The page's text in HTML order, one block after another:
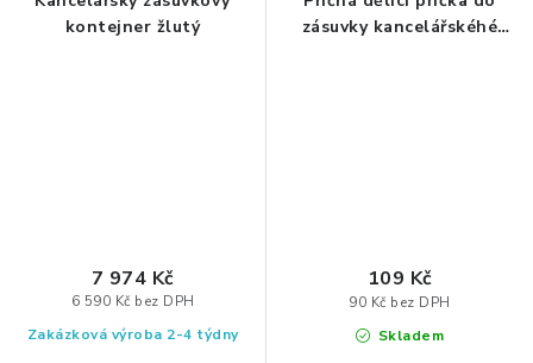
kontejner žlutý
Zakázková výroba 2-4 týdny
6 590 Kč bez DPH
7 974 Kč
zásuvky kancelářskéhé
Skladem
90 Kč bez DPH
109 Kč